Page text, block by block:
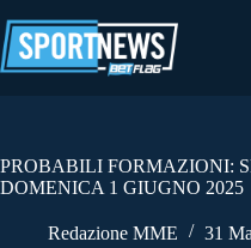
al
contenuto
PROBABILI FORMAZIONI:
DOMENICA 1 GIUGNO 2025
Redazione MME 31